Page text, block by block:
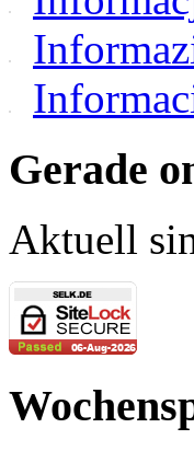
Gerade
Aktuell